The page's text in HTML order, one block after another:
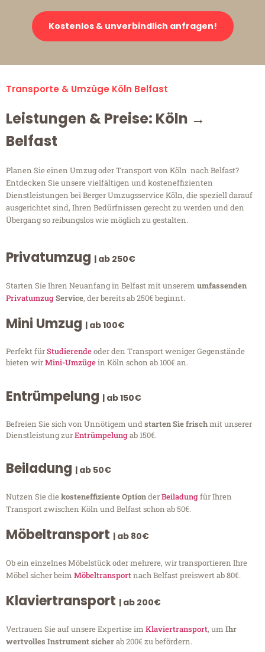
Kostenlos & unverbindlich anfragen!
Transporte & Umzüge Köln Belfast
Leistungen & Preise: Köln →
Belfast
Planen Sie einen Umzug oder Transport von Köln nach Belfast?
Entdecken Sie unsere vielfältigen und kosteneffizienten
Dienstleistungen bei Berger Umzugsservice Köln, die speziell darauf
ausgerichtet sind, Ihren Bedürfnissen gerecht zu werden und den
Übergang so reibungslos wie möglich zu gestalten.
Privatumzug | ab 250€
Starten Sie Ihren Neuanfang in Belfast mit unserem umfassenden
PrivatumzugService, der bereits ab 250€ beginnt.
Mini Umzug | ab 100€
Perfekt fürStudierendeoder den Transport weniger Gegenstände
bieten wirMini-Umzügein Köln schon ab 100€ an.
Entrümpelung | ab 150€
Befreien Sie sich von Unnötigem undstarten Sie frischmit unserer
Dienstleistung zurEntrümpelungab 150€.
Beiladung | ab 50€
Nutzen Sie diekosteneffiziente OptionderBeiladungfür Ihren
Transport zwischen Köln und Belfast schon ab 50€.
Möbeltransport | ab 80€
Ob ein einzelnes Möbelstück oder mehrere, wir transportieren Ihre
Möbel sicher beim Möbeltransportnach Belfast preiswert ab 80€.
Klaviertransport | ab 200€
Vertrauen Sie auf unsere Expertise im Klaviertransport, um Ihr
wertvolles Instrument sicherab 200€ zu befördern.